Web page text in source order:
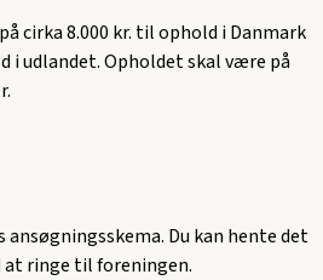
cirka 8.000 kr. til ophold i Danmark
i udlandet. Opholdet skal være på
ansøgningsskema. Du kan hente det
at ringe til foreningen.